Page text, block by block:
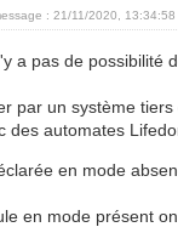
: 21/11/2020,
a pas de possibilité
par un système
des automates
en mode
en mode présent